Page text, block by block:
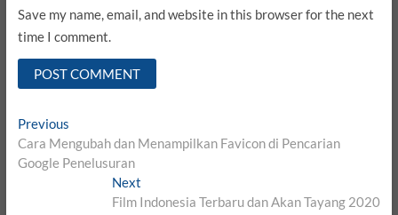
Save my name, email, and website in this browser for the next
time I comment.
Post
navigation
PreviousPrevious
post:
Cara Mengubah dan Menampilkan Favicon di Pencarian
Google Penelusuran
Next
post:
Film Indonesia Terbaru dan Akan Tayang 2020